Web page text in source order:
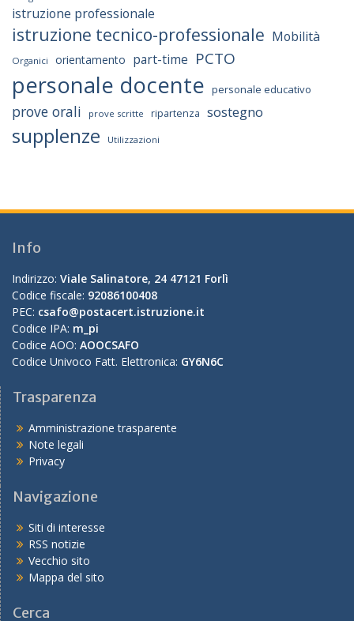
istruzione professionale
istruzione tecnico-professionale Mobilità
Organici orientamento part-time PCTO
personale docente personale educativo
prove orali prove scritte ripartenza sostegno
supplenze Utilizzazioni
Info
Indirizzo: Viale Salinatore, 24 47121 Forlì
Codice fiscale: 92086100408
PEC: csafo@postacert.istruzione.it
Codice IPA: m_pi
Codice AOO: AOOCSAFO
Codice Univoco Fatt. Elettronica: GY6N6C
Trasparenza
Amministrazione trasparente
Note legali
Privacy
Navigazione
Siti di interesse
RSS notizie
Vecchio sito
Mappa del sito
Cerca